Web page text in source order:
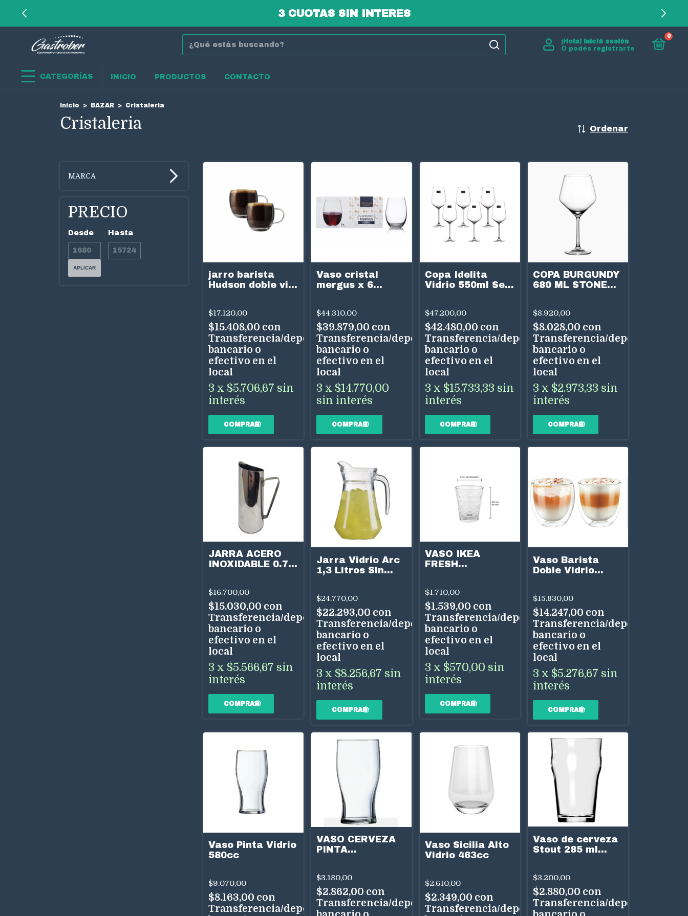
3 CUOTAS SIN INTERES
¡Hola! Iniciá sesión
O podés registrarte
0
CATEGORÍAS INICIO PRODUCTOS CONTACTO
Inicio > BAZAR > Cristaleria
Cristaleria Ordenar
MARCA
PRECIO
Desde Hasta
APLICAR
jarro barista
Hudson doble vid
$17.120,00
$15.408,00 con
Transferencia/depósito
bancario o
efectivo en el
local
3 x $5.706,67 sin
interés
Vaso cristal
mergus x 6
$44.310,00
$39.879,00 con
Transferencia/depósito
bancario o
efectivo en el
local
3 x $14.770,00
sin interés
Copa Idelita
Vidrio 550ml Set
$47.200,00
$42.480,00 con
Transferencia/depósito
bancario o
efectivo en el
local
3 x $15.733,33 sin
interés
COPA BURGUNDY
680 ML STONE
$8.920,00
$8.028,00 con
Transferencia/depósito
bancario o
efectivo en el
local
3 x $2.973,33 sin
interés
JARRA ACERO
INOXIDABLE 0.75
$16.700,00
$15.030,00 con
Transferencia/depósito
bancario o
efectivo en el
local
3 x $5.566,67 sin
interés
Jarra Vidrio Arc
1,3 Litros Sin
$24.770,00
$22.293,00 con
Transferencia/depósito
bancario o
efectivo en el
local
3 x $8.256,67 sin
interés
VASO IKEA
FRESH
$1.710,00
$1.539,00 con
Transferencia/depósito
bancario o
efectivo en el
local
3 x $570,00 sin
interés
Vaso Barista
Doble Vidrio
$15.830,00
$14.247,00 con
Transferencia/depósito
bancario o
efectivo en el
local
3 x $5.276,67 sin
interés
Vaso Pinta Vidrio
580cc
$9.070,00
$8.163,00 con
Transferencia/depósito
VASO CERVEZA
PINTA
$3.180,00
$2.862,00 con
Transferencia/depósito
Vaso Sicilia Alto
Vidrio 463cc
$2.610,00
$2.349,00 con
Transferencia/depósito
Vaso de cerveza
Stout 285 ml
$3.200,00
$2.880,00 con
Transferencia/depósito